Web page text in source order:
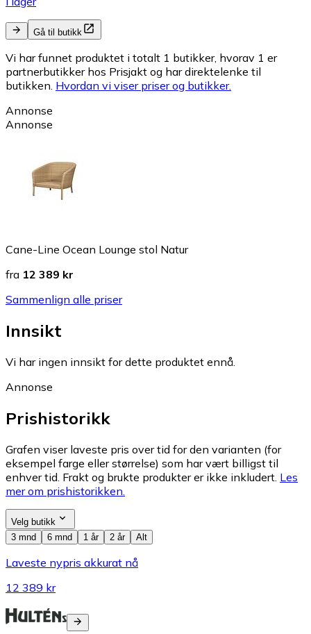
Gå til butikk
Vi har funnet produktet i totalt 1 butikker, hvorav 1 er
partnerbutikker hos Prisjakt og har direktelenke til
butikken. Hvordan vi viser priser og butikker.
Annonse
Annonse
Cane-Line Ocean Lounge stol Natur
fra 12 389 kr
Sammenlign alle priser
Innsikt
Vi har ingen innsikt for dette produktet ennå.
Annonse
Prishistorikk
Grafen viser laveste pris over tid for den varianten (for
eksempel farge eller størrelse) som har vært billigst til
enhver tid. Frakt og brukte produkter er ikke inkludert. Les
mer om prishistorikken.
Velg butikk
3 mnd
6 mnd 1 år 2 år Alt
Laveste nypris akkurat nå
12 389 kr